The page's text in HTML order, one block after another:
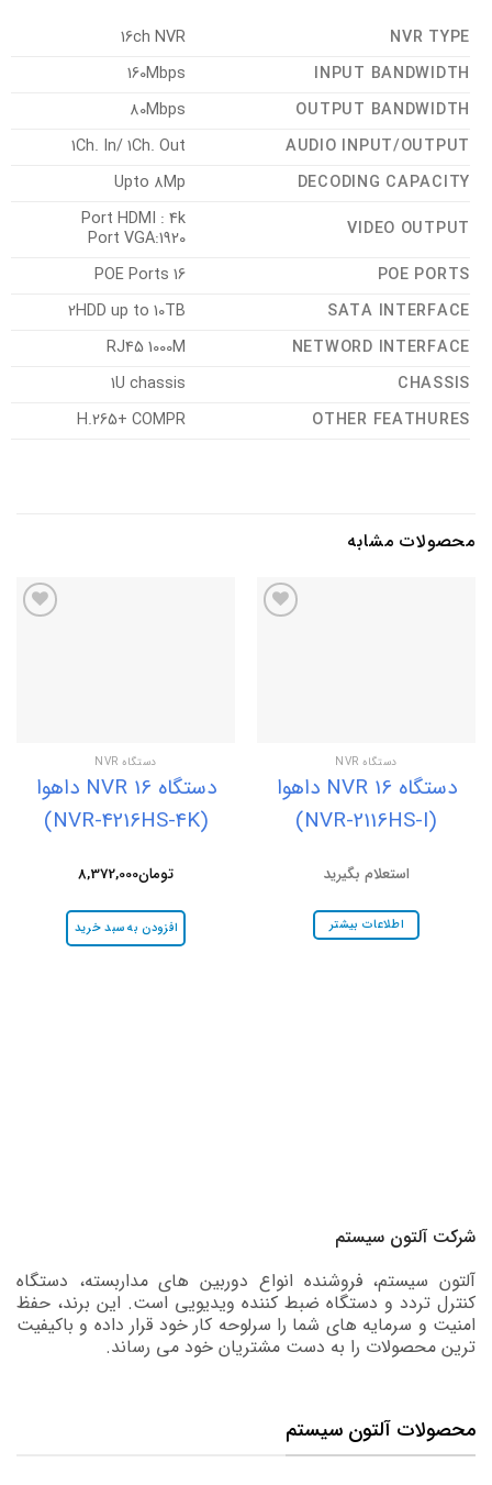
NVR TYPE
16ch NVR
INPUT BANDWIDTH
160Mbps
OUTPUT BANDWIDTH
80Mbps
AUDIO INPUT/OUTPUT
1Ch. In/ 1Ch. Out
DECODING CAPACITY
Upto 8Mp
VIDEO OUTPUT
Port HDMI : 4k
1920:Port VGA
POE PORTS
16 POE Ports
SATA INTERFACE
2HDD up to 10TB
NETWORD INTERFACE
RJ45 1000M
CHASSIS
1U chassis
OTHER FEATHURES
H.265+ COMPR
محصولات مشابه
دستگاه NVR
دستگاه NVR 16 داهوا
(NVR-2116HS-I)
استعلام بگیرید
اطلاعات بیشتر
دستگاه NVR
دستگاه NVR 16 داهوا
(NVR-4216HS-4K)
تومان8,372,000
افزودن به سبد خرید
شرکت آلتون سیستم
آلتون سیستم، فروشنده انواع دوربین های مداربسته، دستگاه
کنترل تردد و دستگاه ضبط کننده ویدیویی است. این برند، حفظ
امنیت و سرمایه های شما را سرلوحه کار خود قرار داده و باکیفیت
ترین محصولات را به دست مشتریان خود می رساند.
محصولات آلتون سیستم